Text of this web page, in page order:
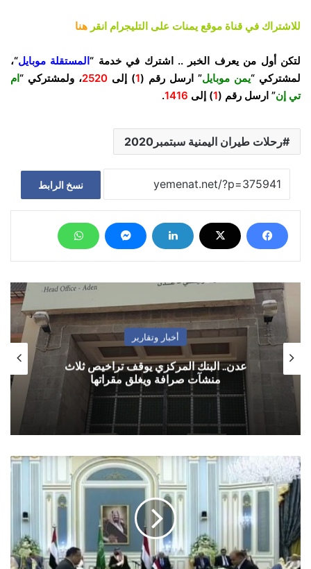
للاشتراك في قناة موقع يمنات على التليجرام انقر هنا
لتكن أول من يعرف الخبر .. اشترك في خدمة “المستقلة موبايل“،
لمشتركي “يمن موبايل” ارسل رقم (1) إلى 2520، ولمشتركي “ام
تي إن” ارسل رقم (1) إلى 1416
.
رحلات طيران اليمنية سبتمبر2020
نسخ الرابط
أخبار وتقارير
عدن.. البنك المركزي يوقف تراخيص ثلاث
منشآت صرافة ويغلق مقراتها
اتفاق
الرياض
يتعثر
مجددا
والانتقالي
يعلن
اعتزامه
تشكيل